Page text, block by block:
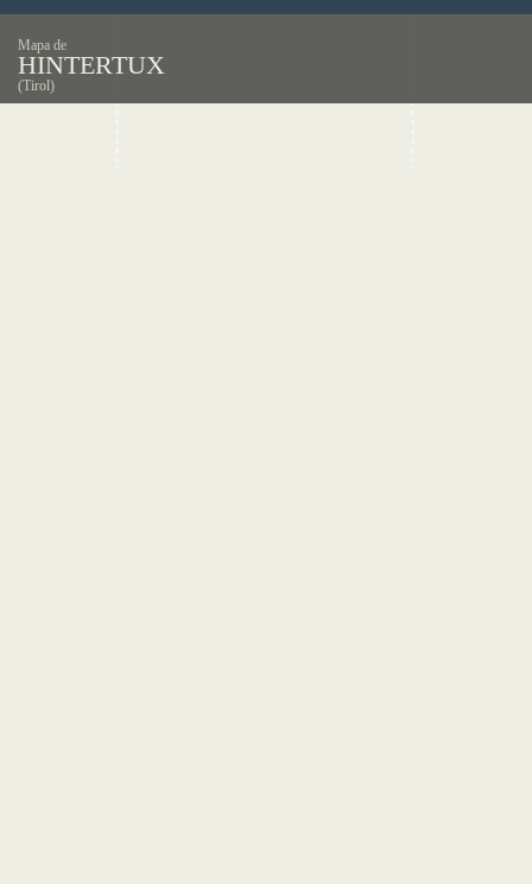
Mapa de
HINTERTUX
(Tirol)